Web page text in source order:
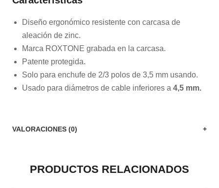
Diseño ergonómico resistente con carcasa de
aleación de zinc.
Marca ROXTONE grabada en la carcasa.
Patente protegida.
Solo para enchufe de 2/3 polos de 3,5 mm usando.
Usado para diámetros de cable inferiores a 4,5 mm.
VALORACIONES (0)
PRODUCTOS RELACIONADOS